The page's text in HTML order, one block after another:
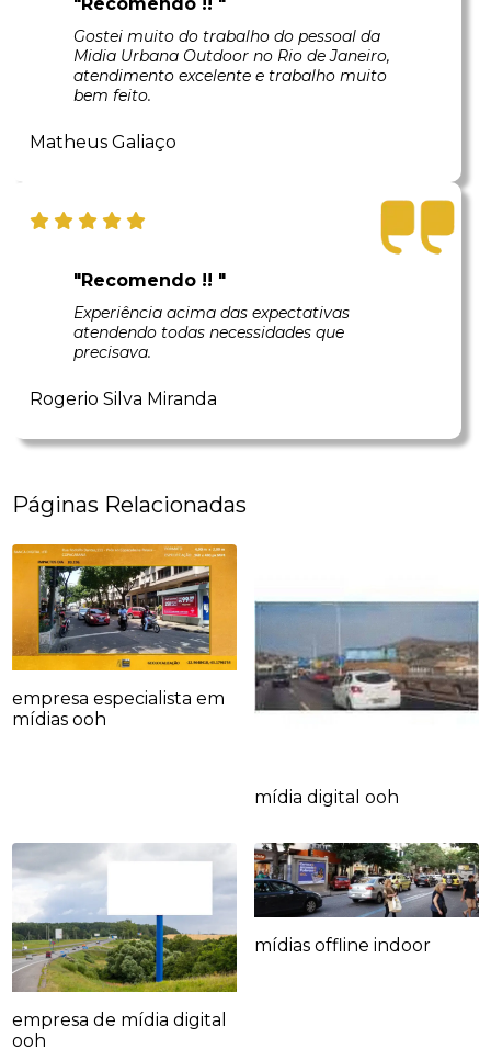
Gostei muito do trabalho do pessoal da
Midia Urbana Outdoor no Rio de Janeiro,
atendimento excelente e trabalho muito
bem feito.
Matheus Galiaço
"Recomendo !! "
Experiência acima das expectativas
atendendo todas necessidades que
precisava.
Rogerio Silva Miranda
Páginas Relacionadas
empresa especialista em
mídias ooh
mídia digital ooh
empresa de mídia digital
ooh
mídias offline indoor